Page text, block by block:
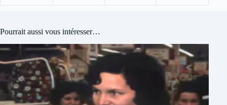
Pourrait aussi vous intéresser…